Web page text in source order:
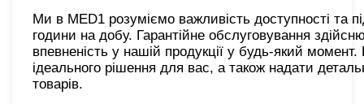
Ми в MED1 розуміємо важливість доступності та
години на добу. Гарантійне обслуговування
впевненість у нашій продукції у будь-який
ідеального рішення для вас, а також надати
товарів.